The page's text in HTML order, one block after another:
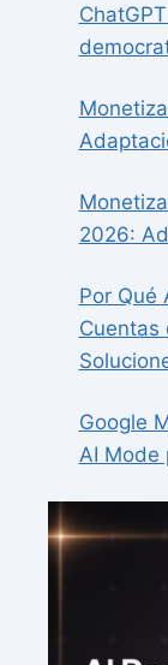
2026:
Por Qué
Cuentas
Google
AI Mode